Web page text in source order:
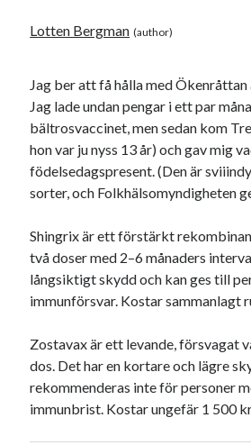
Lotten Bergman
Jag ber att få hålla med
Jag lade undan pengar i ett par
bältrosvaccinet, men sedan kom
hon var ju nyss 13 år) och gav mig
födelsedagspresent. (Den är
sorter, och Folkhälsomyndigheten
Shingrix är ett förstärkt
två doser med 2–6 månaders
långsiktigt skydd och kan ges till
immunförsvar. Kostar sammanlagt
Zostavax är ett levande, försvagat
dos. Det har en kortare och lägre
rekommenderas inte för personer
immunbrist. Kostar ungefär 1 500